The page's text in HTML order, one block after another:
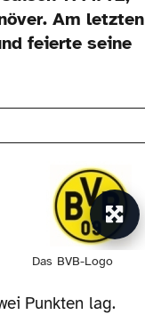
Am letzten
feierte seine
Das BVB-Logo
Punkten lag.